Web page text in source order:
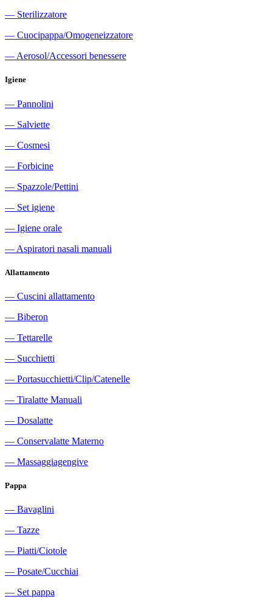
― Sterilizzatore
― Cuocipappa/Omogeneizzatore
― Aerosol/Accessori benessere
Igiene
― Pannolini
― Salviette
― Cosmesi
― Forbicine
― Spazzole/Pettini
― Set igiene
― Igiene orale
― Aspiratori nasali manuali
Allattamento
― Cuscini allattamento
― Biberon
― Tettarelle
― Succhietti
― Portasucchietti/Clip/Catenelle
― Tiralatte Manuali
― Dosalatte
― Conservalatte Materno
― Massaggiagengive
Pappa
― Bavaglini
― Tazze
― Piatti/Ciotole
― Posate/Cucchiai
― Set pappa